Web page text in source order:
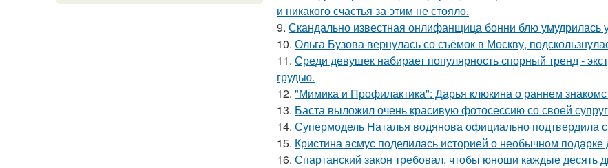
и никакого счастья за этим не стояло.
9. Скандально известная онлифанщица бонни блю умудрилась
10. Ольга Бузова вернулась со съёмок в Москву,
11. Среди девушек набирает популярность спорный тренд -
грудью.
12. "Мимика и Профилактика": Дарья клюкина о раннем
13. Баста выложил очень красивую фотосессию со своей
14. Супермодель Наталья водянова официально подтвердила
15. Кристина асмус поделилась историей о необычном
16. Спартанский закон требовал, чтобы юноши каждые десять